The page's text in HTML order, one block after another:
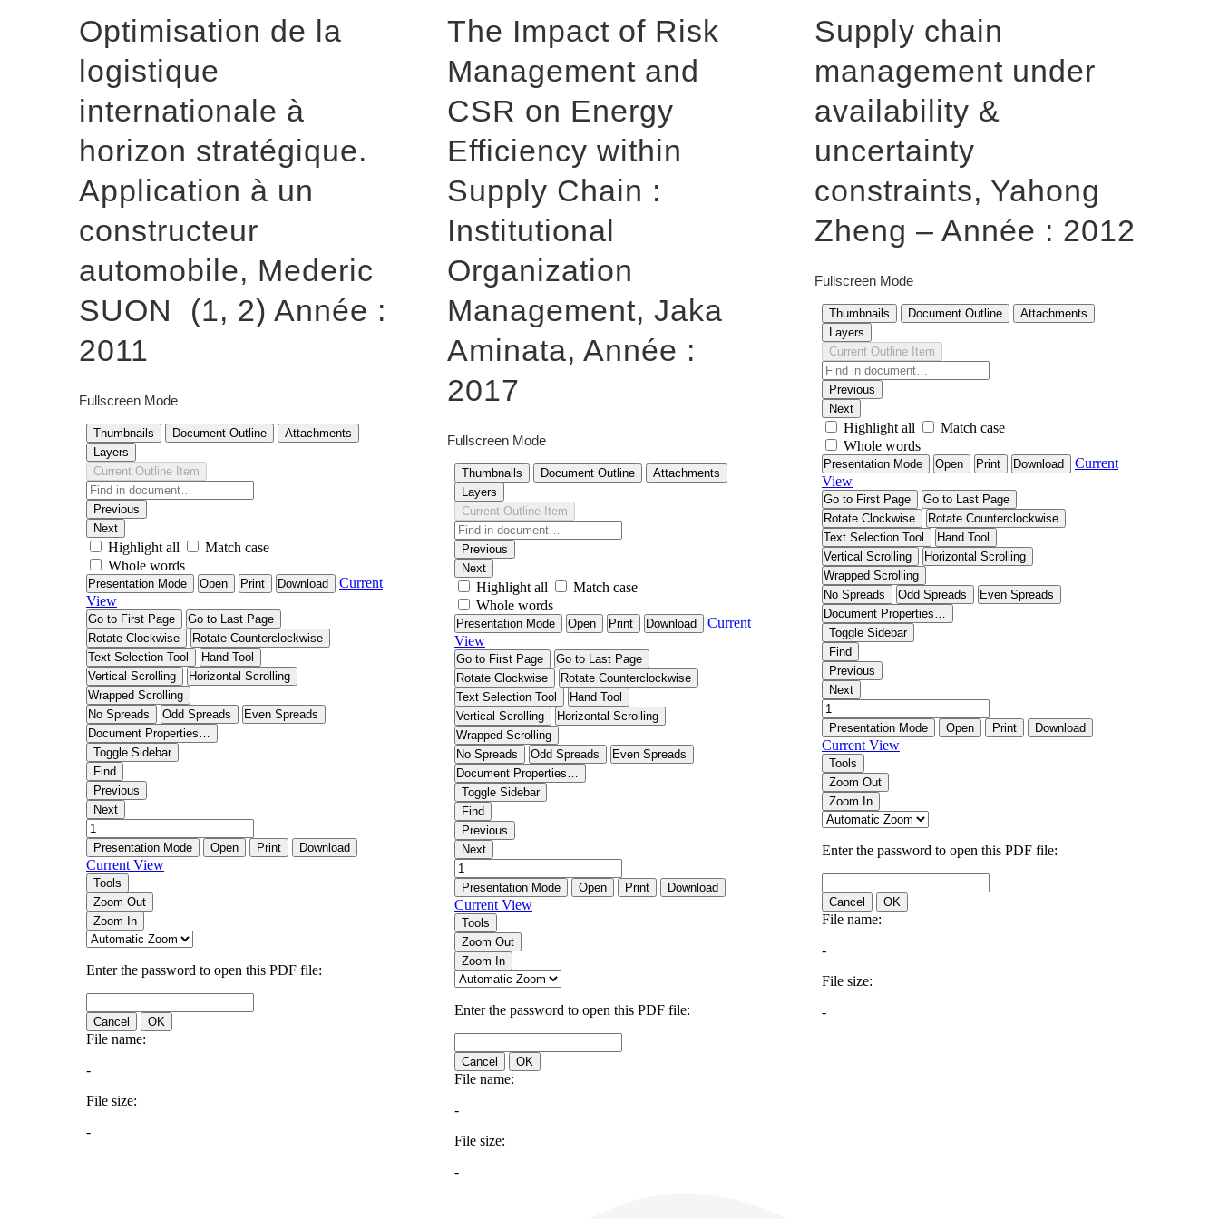
Optimisation de la
logistique
internationale à
horizon stratégique.
Application à un
constructeur
automobile, Mederic
SUON (1, 2) Année :
2011
Fullscreen Mode
The Impact of Risk
Management and
CSR on Energy
Efficiency within
Supply Chain :
Institutional
Organization
Management, Jaka
Aminata, Année :
2017
Fullscreen Mode
Supply chain
management under
availability &
uncertainty
constraints, Yahong
Zheng – Année : 2012
Fullscreen Mode